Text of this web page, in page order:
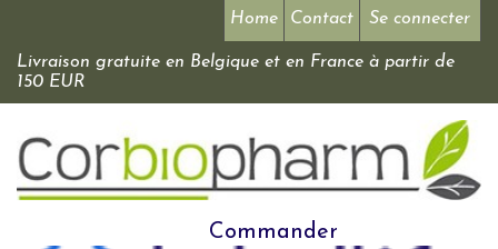
Se connecter
Home Contact
Livraison gratuite en Belgique et en France à partir de
150 EUR
Commander